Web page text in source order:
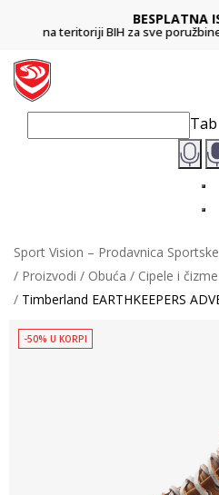
BESPLATNA
na teritoriji BIH za sve
Tab
Sport Vision – Prodavnica
Proizvodi
Obuća Cipele i čizme
Timberland EARTHKEEPERS
-50% U KORPI